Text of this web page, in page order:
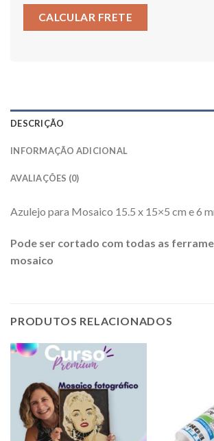
CALCULAR FRETE
DESCRIÇÃO
INFORMAÇÃO ADICIONAL
AVALIAÇÕES (0)
Azulejo para Mosaico 15.5 x 15×5 cm e 6
Pode ser cortado com todas as
mosaico
PRODUTOS RELACIONADOS